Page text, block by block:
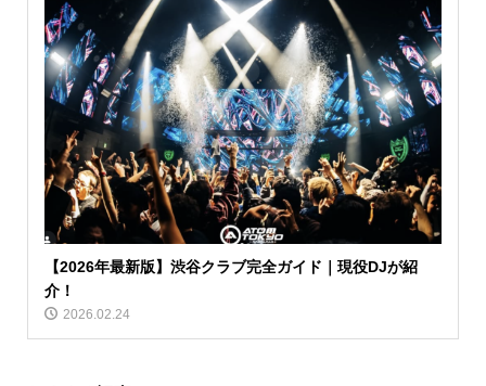
【2026年最新版】渋谷クラブ完全ガイド｜現役DJが紹
介！
2026.02.24